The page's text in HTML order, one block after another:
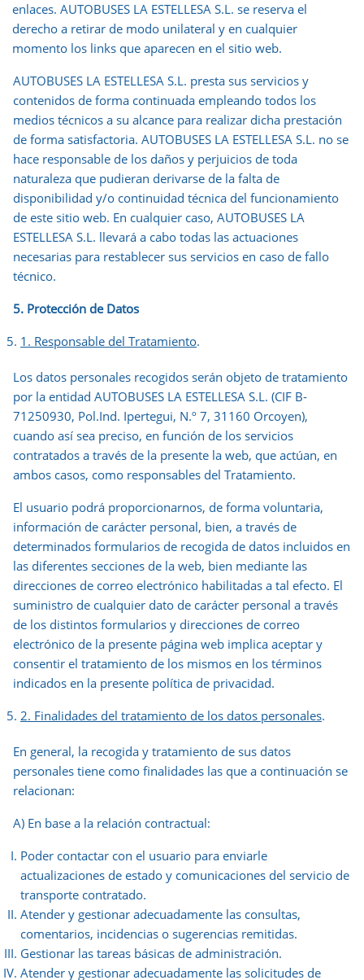
enlaces. AUTOBUSES LA ESTELLESA S.L. se reserva el
derecho a retirar de modo unilateral y en cualquier
momento los links que aparecen en el sitio web.
AUTOBUSES LA ESTELLESA S.L. presta sus servicios y
contenidos de forma continuada empleando todos los
medios técnicos a su alcance para realizar dicha prestación
de forma satisfactoria. AUTOBUSES LA ESTELLESA S.L. no se
hace responsable de los daños y perjuicios de toda
naturaleza que pudieran derivarse de la falta de
disponibilidad y/o continuidad técnica del funcionamiento
de este sitio web. En cualquier caso, AUTOBUSES LA
ESTELLESA S.L. llevará a cabo todas las actuaciones
necesarias para restablecer sus servicios en caso de fallo
técnico.
5. Protección de Datos
1. Responsable del Tratamiento.
Los datos personales recogidos serán objeto de tratamiento
por la entidad AUTOBUSES LA ESTELLESA S.L. (CIF B-
71250930, Pol.Ind. Ipertegui, N.º 7, 31160 Orcoyen),
cuando así sea preciso, en función de los servicios
contratados a través de la presente la web, que actúan, en
ambos casos, como responsables del Tratamiento.
El usuario podrá proporcionarnos, de forma voluntaria,
información de carácter personal, bien, a través de
determinados formularios de recogida de datos incluidos en
las diferentes secciones de la web, bien mediante las
direcciones de correo electrónico habilitadas a tal efecto. El
suministro de cualquier dato de carácter personal a través
de los distintos formularios y direcciones de correo
electrónico de la presente página web implica aceptar y
consentir el tratamiento de los mismos en los términos
indicados en la presente política de privacidad.
2. Finalidades del tratamiento de los datos personales.
En general, la recogida y tratamiento de sus datos
personales tiene como finalidades las que a continuación se
relacionan:
A) En base a la relación contractual:
Poder contactar con el usuario para enviarle
actualizaciones de estado y comunicaciones del servicio de
transporte contratado.
Atender y gestionar adecuadamente las consultas,
comentarios, incidencias o sugerencias remitidas.
Gestionar las tareas básicas de administración.
Atender y gestionar adecuadamente las solicitudes de